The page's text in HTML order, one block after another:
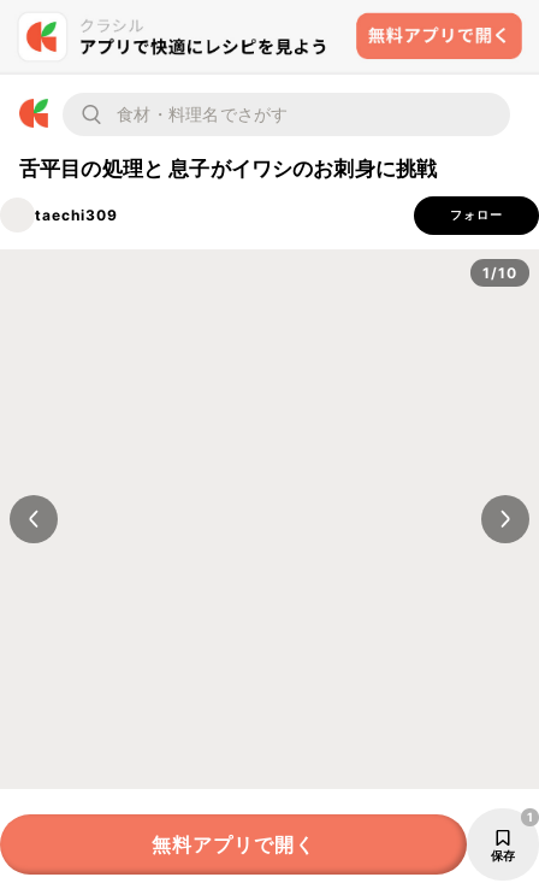
舌平目の処理と 息子がイワシのお刺身に挑戦
taechi309 フォロー
1/10
無料アプリで開く 保存
1